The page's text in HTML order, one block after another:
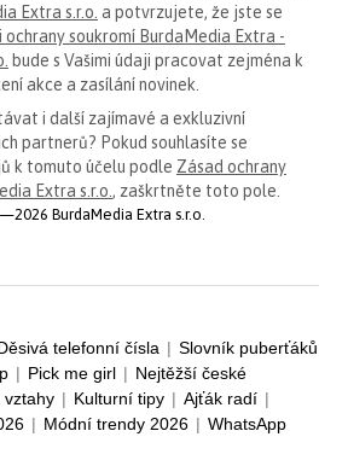
Extra s.r.o. a potvrzujete, že jste se
ochrany soukromí BurdaMedia Extra -
bude s Vašimi údaji pracovat zejména k
akce a zasílání novinek.
i další zajímavé a exkluzivní
partnerů? Pokud souhlasíte se
k tomuto účelu podle Zásad ochrany
Extra s.r.o. , zaškrtněte toto pole.
BurdaMedia Extra s.r.o.
telefonní čísla | Slovník puberťáků
| Pick me girl | Nejtěžší české
vztahy | Kulturní tipy | Ajťák radí |
| Módní trendy 2026 | WhatsApp